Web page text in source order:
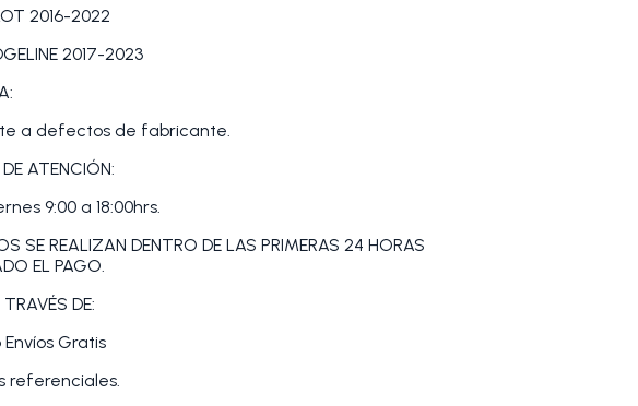
2016-2022
2017-2023
a defectos de fabricante.
DE ATENCIÓN:
9:00 a 18:00hrs.
SE REALIZAN DENTRO DE LAS PRIMERAS 24 HORAS
EL PAGO.
DE:
Gratis
referenciales.